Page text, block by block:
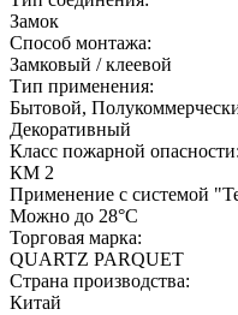
Замок
Способ монтажа:
Замковый / клеевой
Тип применения:
Бытовой,
Декоративный
Класс пожарной опасности:
КМ 2
Применение с системой
Можно до 28°С
Торговая марка:
QUARTZ PARQUET
Страна производства:
Китай